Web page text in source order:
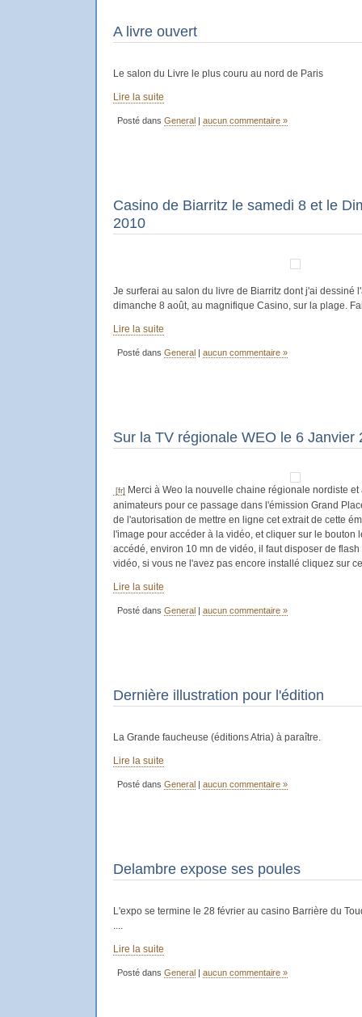
A livre ouvert
Le salon du Livre le plus couru au nord de Paris
Lire la suite
Posté dans General aucun commentaire »
Casino de Biarritz le samedi 8 et le
2010
Je surferai au salon du livre de Biarritz dont j'ai dessiné
dimanche 8 août, au magnifique Casino, sur la plage.
Lire la suite
Posté dans General | aucun commentaire »
Sur la TV régionale WEO le 6 Janvier
Merci à Weo la nouvelle chaine régionale nordiste
animateurs pour ce passage dans l'émission Grand
de l'autorisation de mettre en ligne cet extrait de cette
l'image pour accéder à la vidéo, et cliquer sur le bouton
accédé, environ 10 mn de vidéo, il faut disposer de
vidéo, si vous ne l'avez pas encore installé cliquez sur
Lire la suite
Posté dans General | aucun commentaire »
Dernière illustration pour l'édition
La Grande faucheuse (éditions Atria) à paraître.
Lire la suite
Posté dans General | aucun commentaire »
Delambre expose ses poules
L'expo se termine le 28 février au casino Barrière du
....
Lire la suite
Posté dans General | aucun commentaire »